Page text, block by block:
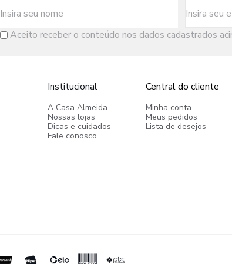
Aceito receber o conteúdo nos dados cadastrados
Institucional
A Casa Almeida
Nossas lojas
Dicas e cuidados
Fale conosco
Central do cliente
Minha conta
Meus pedidos
Lista de desejos